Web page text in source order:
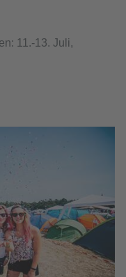
11.-13. Juli,